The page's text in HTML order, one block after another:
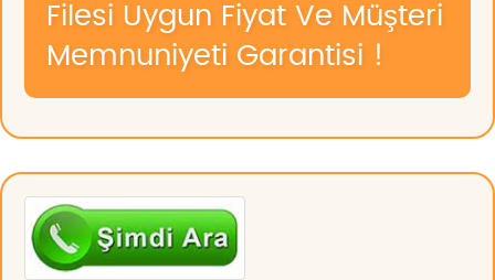
Filesi Uygun Fiyat Ve Müşteri
Memnuniyeti Garantisi !